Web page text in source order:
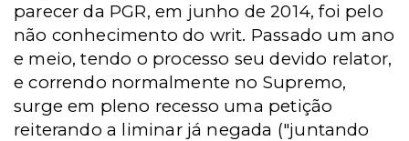
parecer da PGR, em junho de 2014, foi pelo
não conhecimento do writ. Passado um ano
e meio, tendo o processo seu devido relator,
e correndo normalmente no Supremo,
surge em pleno recesso uma petição
reiterando a liminar já negada ("juntando